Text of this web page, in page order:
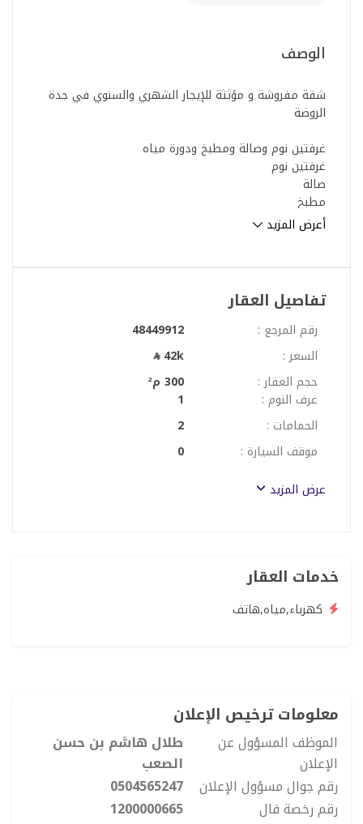
الوصف
شقة مفروشة و مؤثثة للإيجار الشهري والسنوي في جدة
الروضة
غرفتين نوم وصالة ومطبخ ودورة مياه
غرفتين نوم
صالة
مطبخ
دورة مياه مميزات العقار
مفروشة حديثًا
خدمة حارس
خدمة صيانة طوال فترة العقد
شاملة الماء الكهرباء مميزات الموقع
جميع الخدمات متوفرة
وسط جدة
قريب من جميع المخارج المؤدية لجميع الاتجاهات
جميع المطاعم متوفر على بعد 5 دقائق
أعرض المزيد
تفاصيل العقار
رقم المرجع :
48449912
السعر :
42k
حجم العقار :
300 م²
غرف النوم :
1
الحمامات :
2
موقف السيارة :
0
عرض المزيد
خدمات العقار
كهرباء,مياه,هاتف
معلومات ترخيص الإعلان
الموظف المسؤول عن
الإعلان
طلال هاشم بن حسن
الصعب
رقم جوال مسؤول الإعلان
0504565247
رقم رخصة فال
1200000665